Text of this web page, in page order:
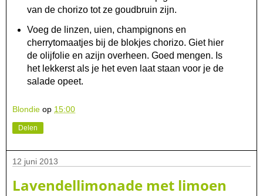
van de chorizo tot ze goudbruin zijn.
Voeg de linzen, uien, champignons en
cherrytomaatjes bij de blokjes chorizo. Giet hier
de olijfolie en azijn overheen. Goed mengen. Is
het lekkerst als je het even laat staan voor je de
salade opeet.
Blondie op 15:00
Delen
12 juni 2013
Lavendellimonade met limoen